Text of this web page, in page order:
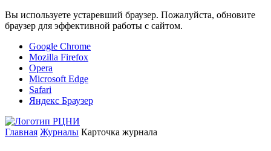
Вы используете устаревший браузер. Пожалуйста, обновите
браузер для эффективной работы с сайтом.
Google Chrome
Mozilla Firefox
Opera
Microsoft Edge
Safari
Яндекс Браузер
Главная Журналы Карточка журнала